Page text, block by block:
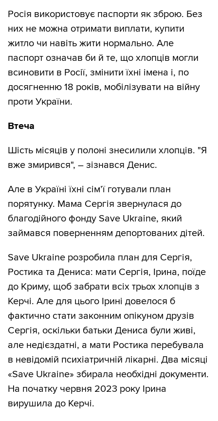
Росія використовує паспорти як зброю. Без
них не можна отримати виплати, купити
житло чи навіть жити нормально. Але
паспорт означав би й те, що хлопців могли
всиновити в Росії, змінити їхні імена і, по
досягненню 18 років, мобілізувати на війну
проти України.
Втеча
Шість місяців у полоні знесилили хлопців. "Я
вже змирився", – зізнався Денис.
Але в Україні їхні сім’ї готували план
порятунку. Мама Сергія звернулася до
благодійного фонду Save Ukraine, який
займався поверненням депортованих дітей.
Save Ukraine розробила план для Сергія,
Ростика та Дениса: мати Сергія, Ірина, поїде
до Криму, щоб забрати всіх трьох хлопців з
Керчі. Але для цього Ірині довелося б
фактично стати законним опікуном друзів
Сергія, оскільки батьки Дениса були живі,
але недієздатні, а мати Ростика перебувала
в невідомій психіатричній лікарні. Два місяці
«Save Ukraine» збирала необхідні документи.
На початку червня 2023 року Ірина
вирушила до Керчі.